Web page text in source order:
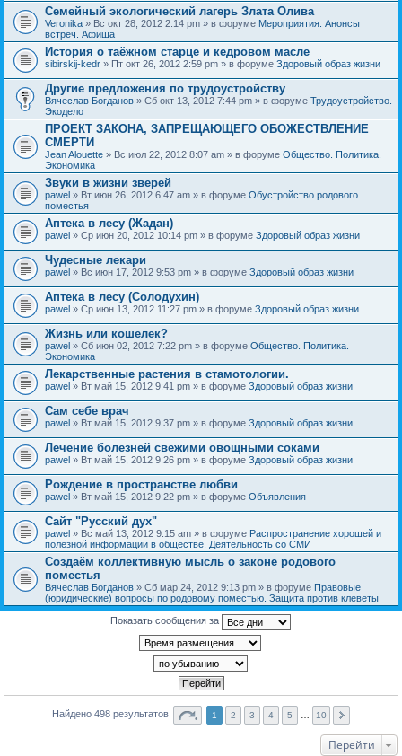
Семейный экологический лагерь Злата Олива
Veronika » Вс окт 28, 2012 2:14 pm » в форуме Мероприятия. Анонсы
встреч. Афиша
История о таёжном старце и кедровом масле
sibirskij-kedr » Пт окт 26, 2012 2:59 pm » в форуме Здоровый образ жизни
Другие предложения по трудоустройству
Вячеслав Богданов » Сб окт 13, 2012 7:44 pm » в форуме Трудоустройство.
Экодело
ПРОЕКТ ЗАКОНА, ЗАПРЕЩАЮЩЕГО ОБОЖЕСТВЛЕНИЕ
СМЕРТИ
Jean Alouette » Вс июл 22, 2012 8:07 am » в форуме Общество. Политика.
Экономика
Звуки в жизни зверей
pawel » Вт июн 26, 2012 6:47 am » в форуме Обустройство родового
поместья
Аптека в лесу (Жадан)
pawel » Ср июн 20, 2012 10:14 pm » в форуме Здоровый образ жизни
Чудесные лекари
pawel » Вс июн 17, 2012 9:53 pm » в форуме Здоровый образ жизни
Аптека в лесу (Солодухин)
pawel » Ср июн 13, 2012 11:27 pm » в форуме Здоровый образ жизни
Жизнь или кошелек?
pawel » Сб июн 02, 2012 7:22 pm » в форуме Общество. Политика.
Экономика
Лекарственные растения в стамотологии.
pawel » Вт май 15, 2012 9:41 pm » в форуме Здоровый образ жизни
Сам себе врач
pawel » Вт май 15, 2012 9:37 pm » в форуме Здоровый образ жизни
Лечение болезней свежими овощными соками
pawel » Вт май 15, 2012 9:26 pm » в форуме Здоровый образ жизни
Рождение в пространстве любви
pawel » Вт май 15, 2012 9:22 pm » в форуме Объявления
Сайт "Русский дух"
pawel » Вс май 13, 2012 9:15 am » в форуме Распространение хорошей и
полезной информации в обществе. Деятельность со СМИ
Создаём коллективную мысль о законе родового
поместья
Вячеслав Богданов » Сб мар 24, 2012 9:13 pm » в форуме Правовые
(юридические) вопросы по родовому поместью. Защита против клеветы
Показать сообщения за
Найдено 498 результатов 1 2 3 4 5 10
Перейти